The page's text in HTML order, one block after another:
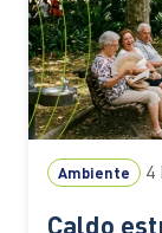
Ambiente 4
Caldo